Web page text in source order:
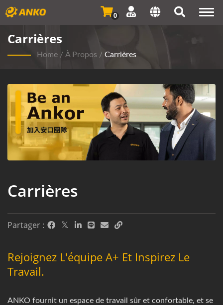
0
Carrières
Home / À Propos / Carrières
Carrières
Partager :
Rejoignez L'équipe A+ Et Inspirez Le
Travail.
ANKO fournit un espace de travail sûr et confortable, et se